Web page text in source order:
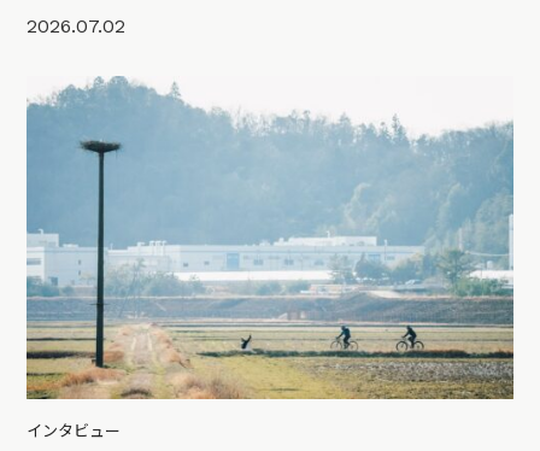
2026.07.02
インタビュー